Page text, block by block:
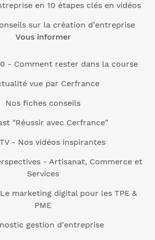
en 10 étapes clés en vidéos
sur la création d'entreprise
Vous informer
- Comment rester dans la course
vue par Cerfrance
Nos fiches conseils
"Réussir avec Cerfrance"
- Nos vidéos inspirantes
- Artisanat, Commerce et
Services
marketing digital pour les TPE &
PME
gestion d'entreprise